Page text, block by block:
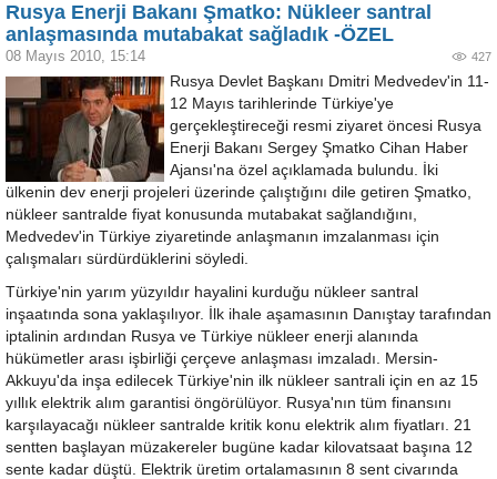
Rusya Enerji Bakanı Şmatko: Nükleer santral
anlaşmasında mutabakat sağladık -ÖZEL
08 Mayıs 2010, 15:14 427
Rusya Devlet Başkanı Dmitri Medvedev'in 11-
12 Mayıs tarihlerinde Türkiye'ye
gerçekleştireceği resmi ziyaret öncesi Rusya
Enerji Bakanı Sergey Şmatko Cihan Haber
Ajansı'na özel açıklamada bulundu. İki
ülkenin dev enerji projeleri üzerinde çalıştığını dile getiren Şmatko,
nükleer santralde fiyat konusunda mutabakat sağlandığını,
Medvedev'in Türkiye ziyaretinde anlaşmanın imzalanması için
çalışmaları sürdürdüklerini söyledi.
Türkiye'nin yarım yüzyıldır hayalini kurduğu nükleer santral
inşaatında sona yaklaşılıyor. İlk ihale aşamasının Danıştay tarafından
iptalinin ardından Rusya ve Türkiye nükleer enerji alanında
hükümetler arası işbirliği çerçeve anlaşması imzaladı. Mersin-
Akkuyu'da inşa edilecek Türkiye'nin ilk nükleer santrali için en az 15
yıllık elektrik alım garantisi öngörülüyor. Rusya'nın tüm finansını
karşılayacağı nükleer santralde kritik konu elektrik alım fiyatları. 21
sentten başlayan müzakereler bugüne kadar kilovatsaat başına 12
sente kadar düştü. Elektrik üretim ortalamasının 8 sent civarında